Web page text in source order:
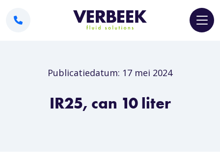
Publicatiedatum: 17 mei 2024
IR25, can 10 liter